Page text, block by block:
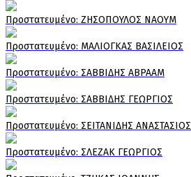
Πρoστατευμένο: ΖΗΣΟΠΟΥΛΟΣ ΝΑΟΥΜ
Πρoστατευμένο: ΜΑΛΙΟΓΚΑΣ ΒΑΣΙΛΕΙΟΣ
Πρoστατευμένο: ΣΑΒΒΙΔΗΣ ΑΒΡΑΑΜ
Πρoστατευμένο: ΣΑΒΒΙΔΗΣ ΓΕΩΡΓΙΟΣ
Πρoστατευμένο: ΣΕΙΤΑΝΙΔΗΣ ΑΝΑΣΤΑΣΙΟΣ
Πρoστατευμένο: ΣΛΕΖΑΚ ΓΕΩΡΓΙΟΣ